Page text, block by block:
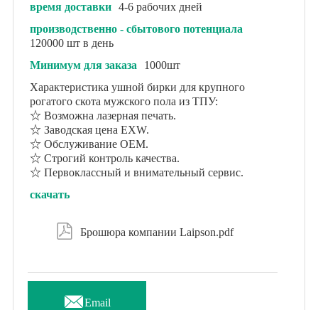
время доставки 4-6 рабочих дней
производственно - сбытового потенциала
120000 шт в день
Минимум для заказа
1000шт
Характеристика ушной бирки для крупного
рогатого скота мужского пола из ТПУ:
☆ Возможна лазерная печать.
☆ Заводская цена EXW.
☆ Обслуживание OEM.
☆ Строгий контроль качества.
☆ Первоклассный и внимательный сервис.
скачать
 Брошюра компании Laipson.pdf
Email